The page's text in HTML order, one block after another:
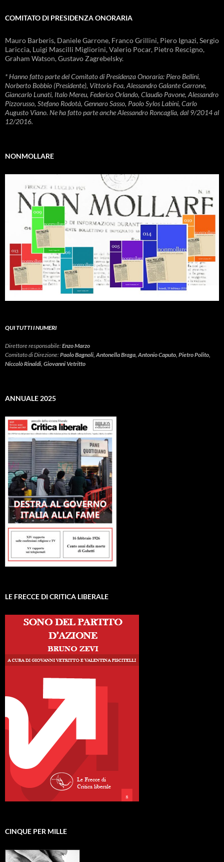
COMITATO DI PRESIDENZA ONORARIA
Mauro Barberis, Daniele Garrone, Franco Grillini, Piero Ignazi, Sergio
Lariccia, Luigi Mascilli Migliorini, Valerio Pocar, Pietro Rescigno,
Graham Watson, Gustavo Zagrebelsky.
* Hanno fatto parte del Comitato di Presidenza Onoraria: Piero Bellini,
Norberto Bobbio (Presidente), Vittorio Foa, Alessandro Galante Garrone,
Giancarlo Lunati, Italo Mereu, Federico Orlando, Claudio Pavone, Alessandro
Pizzorusso, Stefano Rodotà, Gennaro Sasso, Paolo Sylos Labini, Carlo
Augusto Viano. Ne ha fatto parte anche Alessandro Roncaglia, dal 9/2014 al
12/2016.
NONMOLLARE
QUI TUTTI I NUMERI
Direttore responsabile:Enzo Marzo
Comitato di Direzione:Paolo Bagnoli, Antonella Braga, Antonio Caputo, Pietro Polito,
Niccolò Rinaldi, Giovanni Vetritto
ANNUALE 2025
LE FRECCE DI CRITICA LIBERALE
CINQUE PER MILLE